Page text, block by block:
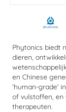
Phytonics biedt
dieren,
en Chinese
'human-grade'
of vulstoffen, en
therapeuten.